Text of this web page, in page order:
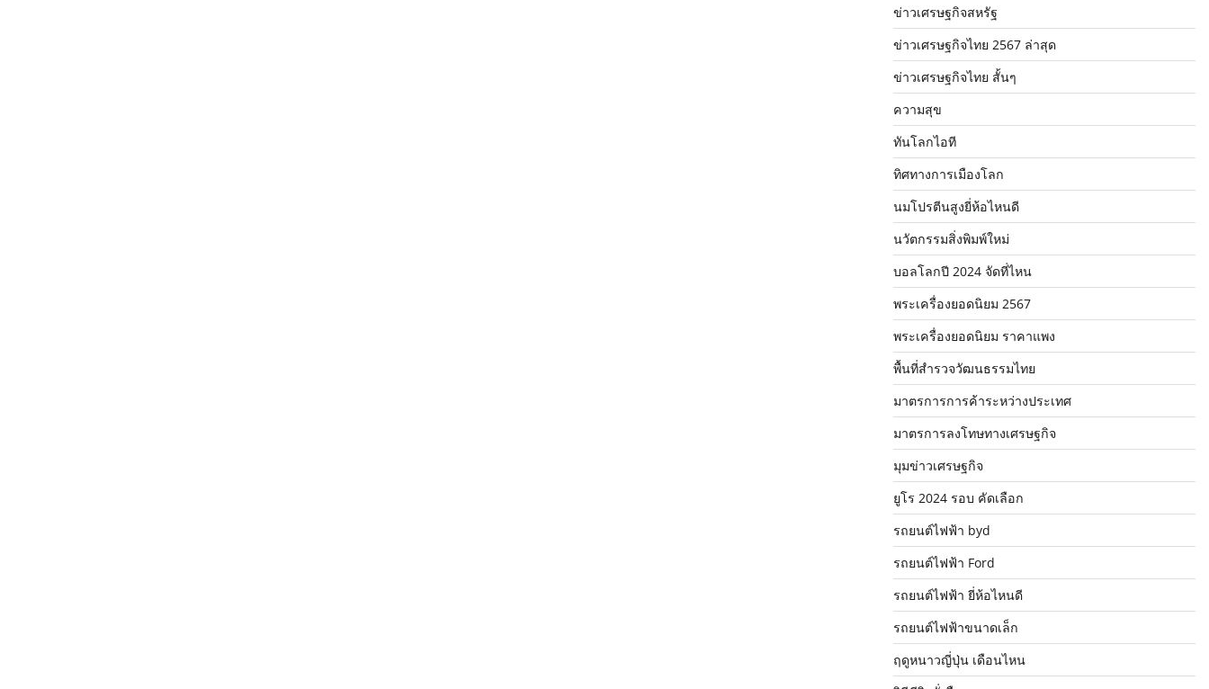
ข่าวเศรษฐกิจสหรัฐ
ข่าวเศรษฐกิจไทย 2567 ล่าสุด
ข่าวเศรษฐกิจไทย สั้นๆ
ความสุข
ทันโลกไอที
ทิศทางการเมืองโลก
นมโปรตีนสูงยี่ห้อไหนดี
นวัตกรรมสิ่งพิมพ์ใหม่
บอลโลกปี 2024 จัดที่ไหน
พระเครื่องยอดนิยม 2567
พระเครื่องยอดนิยม ราคาแพง
พื้นที่สำรวจวัฒนธรรมไทย
มาตรการการค้าระหว่างประเทศ
มาตรการลงโทษทางเศรษฐกิจ
มุมข่าวเศรษฐกิจ
ยูโร 2024 รอบ คัดเลือก
รถยนต์ไฟฟ้า byd
รถยนต์ไฟฟ้า Ford
รถยนต์ไฟฟ้า ยี่ห้อไหนดี
รถยนต์ไฟฟ้าขนาดเล็ก
ฤดูหนาวญี่ปุ่น เดือนไหน